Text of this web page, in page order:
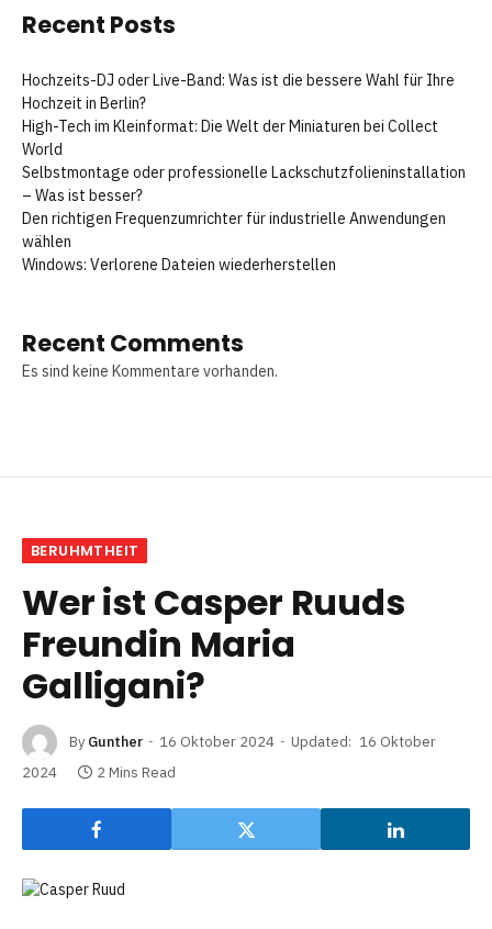
Recent Posts
Hochzeits-DJ oder Live-Band: Was ist die bessere Wahl für Ihre
Hochzeit in Berlin?
High-Tech im Kleinformat: Die Welt der Miniaturen bei Collect
World
Selbstmontage oder professionelle Lackschutzfolieninstallation
– Was ist besser?
Den richtigen Frequenzumrichter für industrielle Anwendungen
wählen
Windows: Verlorene Dateien wiederherstellen
Recent Comments
Es sind keine Kommentare vorhanden.
BERUHMTHEIT
Wer ist Casper Ruuds
Freundin Maria
Galligani?
By Gunther 16 Oktober 2024 Updated: 16 Oktober
2024
2 Mins Read